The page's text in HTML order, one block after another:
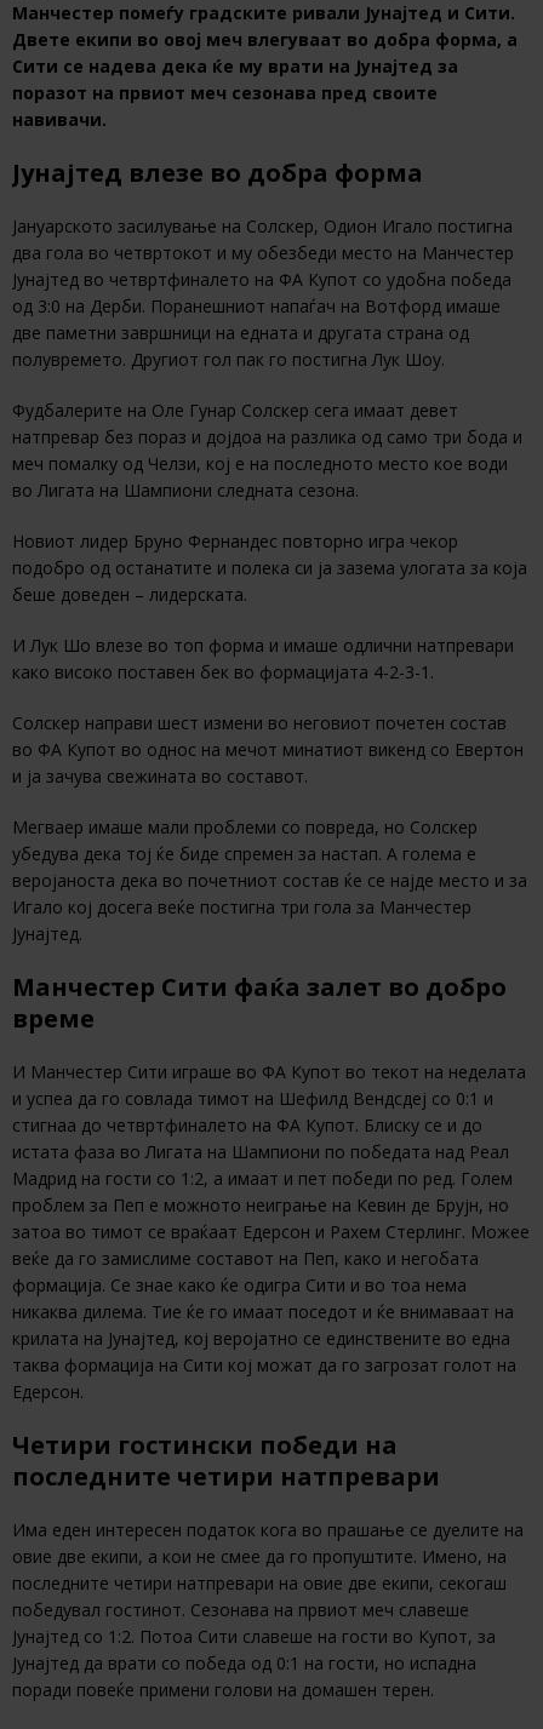
Манчестер помеѓу градските ривали Јунајтед и Сити.
Двете екипи во овој меч влегуваат во добра форма, а
Сити се надева дека ќе му врати на Јунајтед за
поразот на првиот меч сезонава пред своите
навивачи.
Јунајтед влезе во добра форма
Јануарското засилување на Солскер, Одион Игало постигна
два гола во четвртокот и му обезбеди место на Манчестер
Јунајтед во четвртфиналето на ФА Купот со удобна победа
од 3:0 на Дерби. Поранешниот напаѓач на Вотфорд имаше
две паметни завршници на едната и другата страна од
полувремето. Другиот гол пак го постигна Лук Шоу.
Фудбалерите на Оле Гунар Солскер сега имаат девет
натпревар без пораз и дојдоа на разлика од само три бода и
меч помалку од Челзи, кој е на последното место кое води
во Лигата на Шампиони следната сезона.
Новиот лидер Бруно Фернандес повторно игра чекор
подобро од останатите и полека си ја зазема улогата за која
беше доведен – лидерската.
И Лук Шо влезе во топ форма и имаше одлични натпревари
како високо поставен бек во формацијата 4-2-3-1.
Солскер направи шест измени во неговиот почетен состав
во ФА Купот во однос на мечот минатиот викенд со Евертон
и ја зачува свежината во составот.
Мегваер имаше мали проблеми со повреда, но Солскер
убедува дека тој ќе биде спремен за настап. А голема е
веројаноста дека во почетниот состав ќе се најде место и за
Игало кој досега веќе постигна три гола за Манчестер
Јунајтед.
Манчестер Сити фаќа залет во добро
време
И Манчестер Сити играше во ФА Купот во текот на неделата
и успеа да го совлада тимот на Шефилд Вендсдеј со 0:1 и
стигнаа до четвртфиналето на ФА Купот. Блиску се и до
истата фаза во Лигата на Шампиони по победата над Реал
Мадрид на гости со 1:2, а имаат и пет победи по ред. Голем
проблем за Пеп е можното неиграње на Кевин де Брујн, но
затоа во тимот се враќаат Едерсон и Рахем Стерлинг. Можее
веќе да го замислиме составот на Пеп, како и негобата
формација. Се знае како ќе одигра Сити и во тоа нема
никаква дилема. Тие ќе го имаат поседот и ќе внимаваат на
крилата на Јунајтед, кој веројатно се единствените во една
таква формација на Сити кој можат да го загрозат голот на
Едерсон.
Четири гостински победи на
последните четири натпревари
Има еден интересен податок кога во прашање се дуелите на
овие две екипи, а кои не смее да го пропуштите. Имено, на
последните четири натпревари на овие две екипи, секогаш
победувал гостинот. Сезонава на првиот меч славеше
Јунајтед со 1:2. Потоа Сити славеше на гости во Купот, за
Јунајтед да врати со победа од 0:1 на гости, но испадна
поради повеќе примени голови на домашен терен.